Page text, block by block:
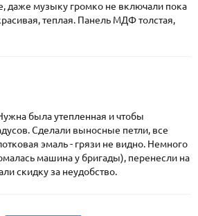
даже музыку громко не включали пока
теплая. Панель МДФ толстая,
была утепленная и чтобы
Сделали выносные петли, все
эмаль - грязи не видно. Немного
машина у бригады), перенесли на
скидку за неудобство.